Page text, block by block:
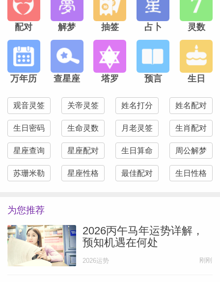
配对 解梦 抽签 占卜 灵数
万年历 查星座 塔罗 预言 生日
观音灵签 关帝灵签 姓名打分 姓名配对
生日密码 生命灵数 月老灵签 生肖配对
星座查询 星座配对 生日算命 周公解梦
苏珊米勒 星座性格 最佳配对 生日性格
为您推荐
2026丙午马年运势详解，
预知机遇在何处
2026运势 刚刚